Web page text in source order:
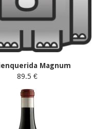
Magnum
89.5 €